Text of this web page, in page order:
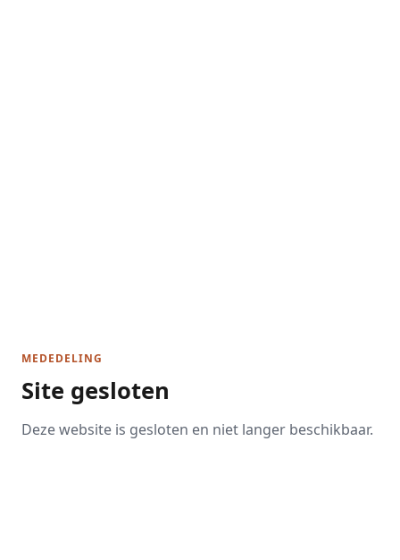
MEDEDELING
Site gesloten
Deze website is gesloten en niet langer beschikbaar.